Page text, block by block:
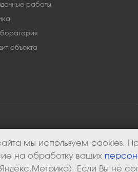
работы
объекта
мы используем cookies.
на обработку ваших
Если Вы не